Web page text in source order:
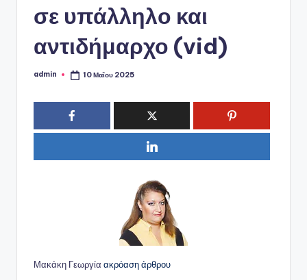
σε υπάλληλο και
αντιδήμαρχο (vid)
Συγγραφέας:
admin 10 Μαΐου 2025
Μακάκη Γεωργία ακρόαση άρθρου